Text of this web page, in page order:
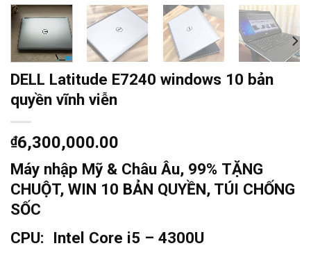
DELL Latitude E7240 windows 10 bản
quyền vĩnh viễn
₫6,300,000.00
Máy nhập Mỹ & Châu Âu, 99% TẶNG
CHUỘT, WIN 10 BẢN QUYỀN, TÚI CHỐNG
SỐC
CPU: Intel Core i5 – 4300U